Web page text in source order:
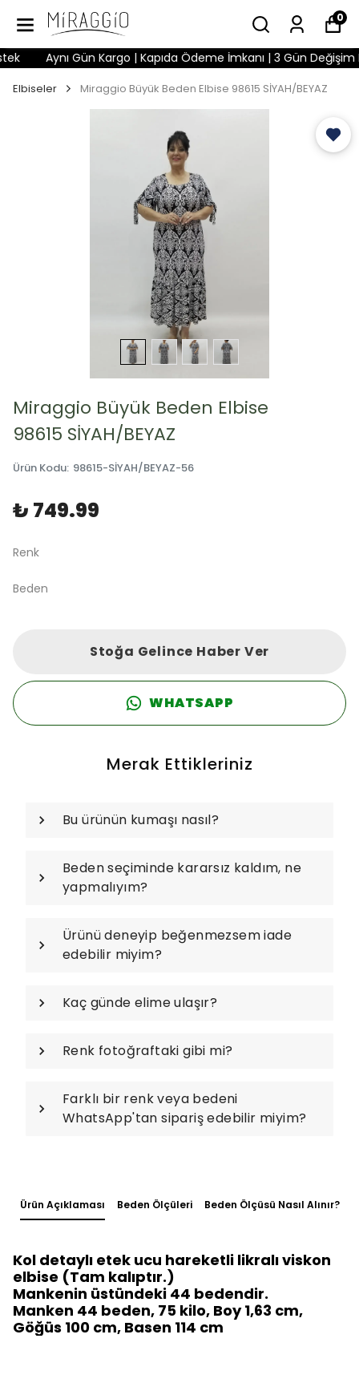
0
Aynı Gün Kargo | Kapıda Ödeme İmkanı | 3 Gün Değişim
Elbiseler Miraggio Büyük Beden Elbise 98615 SİYAH/BEYAZ
Miraggio Büyük Beden Elbise
98615 SİYAH/BEYAZ
Ürün Kodu: 98615-SİYAH/BEYAZ-56
₺ 749.99
Renk
Beden
Stoğa Gelince Haber Ver
WHATSAPP
Merak Ettikleriniz
Bu ürünün kumaşı nasıl?
Beden seçiminde kararsız kaldım, ne
yapmalıyım?
Ürünü deneyip beğenmezsem iade
edebilir miyim?
Kaç günde elime ulaşır?
Renk fotoğraftaki gibi mi?
Farklı bir renk veya bedeni
WhatsApp'tan sipariş edebilir miyim?
Ürün Açıklaması Beden Ölçüleri Beden Ölçüsü Nasıl Alınır?
Kol detaylı etek ucu hareketli likralı viskon
elbise (Tam kalıptır.)
Mankenin üstündeki 44 bedendir.
Manken 44 beden, 75 kilo, Boy 1,63 cm,
Göğüs 100 cm, Basen 114 cm